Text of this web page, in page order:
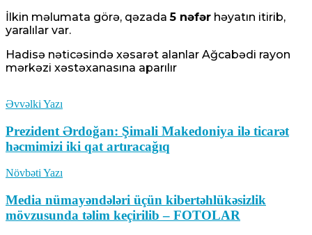
İlkin məlumata görə, qəzada5 nəfər həyatın itirib,
yaralılar var.
Hadisə nəticəsində xəsarət alanlar Ağcabədi rayon
mərkəzi xəstəxanasına aparılır
Əvvəlki Yazı
Prezident Ərdoğan: Şimali Makedoniya ilə ticarət
həcmimizi iki qat artıracağıq
Növbəti Yazı
Media nümayəndələri üçün kibertəhlükəsizlik
mövzusunda təlim keçirilib – FOTOLAR